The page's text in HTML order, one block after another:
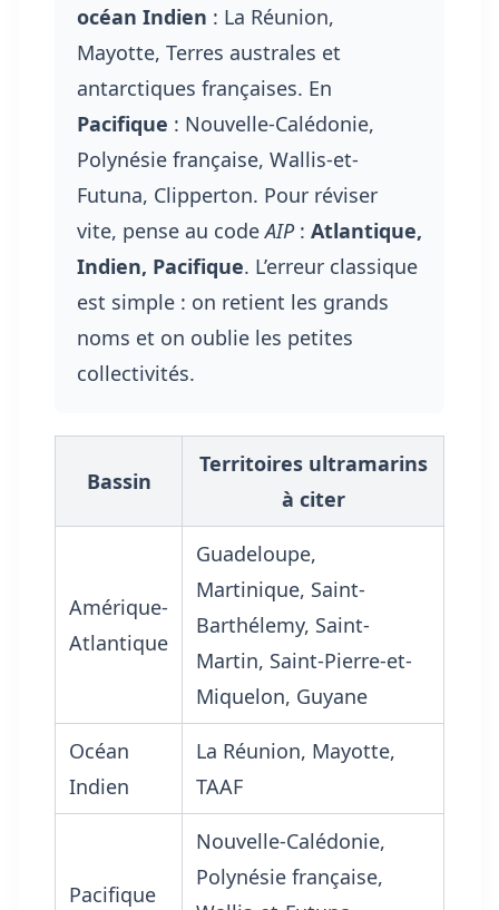
océan Indien : La Réunion,
Mayotte, Terres australes et
antarctiques françaises. En
Pacifique : Nouvelle-Calédonie,
Polynésie française, Wallis-et-
Futuna, Clipperton. Pour réviser
vite, pense au codeAIP: Atlantique,
Indien, Pacifique. L’erreur classique
est simple : on retient les grands
noms et on oublie les petites
collectivités.
Bassin
Territoires ultramarins
à citer
Amérique-
Atlantique
Guadeloupe,
Martinique, Saint-
Barthélemy, Saint-
Martin, Saint-Pierre-et-
Miquelon, Guyane
Océan
Indien
La Réunion, Mayotte,
TAAF
Pacifique
Nouvelle-Calédonie,
Polynésie française,